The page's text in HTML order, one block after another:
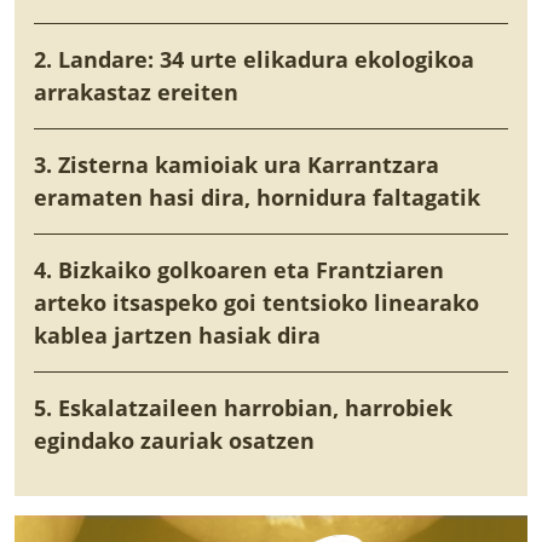
2. Landare: 34 urte elikadura ekologikoa
arrakastaz ereiten
3. Zisterna kamioiak ura Karrantzara
eramaten hasi dira, hornidura faltagatik
4. Bizkaiko golkoaren eta Frantziaren
arteko itsaspeko goi tentsioko linearako
kablea jartzen hasiak dira
5. Eskalatzaileen harrobian, harrobiek
egindako zauriak osatzen